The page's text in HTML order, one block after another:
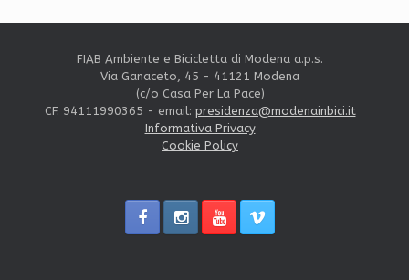
FIAB Ambiente e Bicicletta di Modena a.p.s.
Via Ganaceto, 45 - 41121 Modena
(c/o Casa Per La Pace)
CF. 94111990365 - email: presidenza@modenainbici.it
Informativa Privacy
Cookie Policy